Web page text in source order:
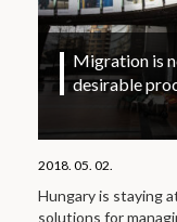
Migration is
desirable
2018. 05. 02.
Hungary is staying
solutions for